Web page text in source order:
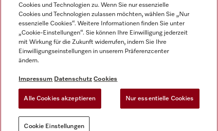
Impressum
AGB
Datenschutz
Nutzungsbedigungen
EU-Gesetzen über digitale Dienste
Cookies und Technologien zu. Wenn Sie nur essenzielle
Cookies und Technologien zulassen möchten, wählen Sie „Nur
essenzielle Cookies“. Weitere Informationen finden Sie unter
„Cookie-Einstellungen“. Sie können Ihre Einwilligung jederzeit
mit Wirkung für die Zukunft widerrufen, indem Sie Ihre
Einwilligungseinstellungen in unserem Präferenzcenter
ändern.
Impressum Datenschutz Cookies
Alle Cookies akzeptieren Nur essentielle Cookies
Cookie Einstellungen